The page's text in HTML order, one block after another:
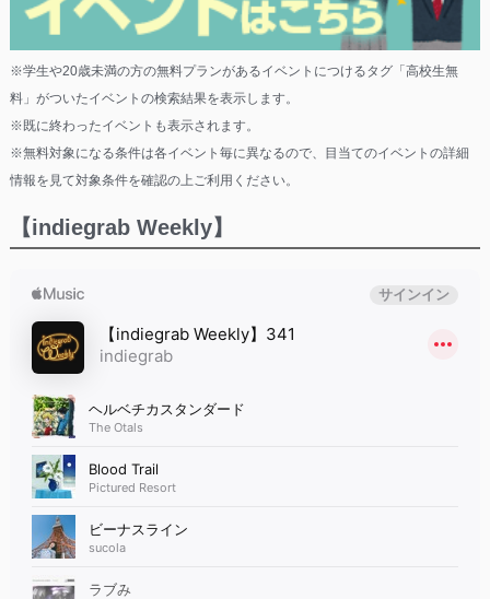
※学生や20歳未満の方の無料プランがあるイベントにつけるタグ「高校生無
料」がついたイベントの検索結果を表示します。
※既に終わったイベントも表示されます。
※無料対象になる条件は各イベント毎に異なるので、目当てのイベントの詳細
情報を見て対象条件を確認の上ご利用ください。
【indiegrab Weekly】